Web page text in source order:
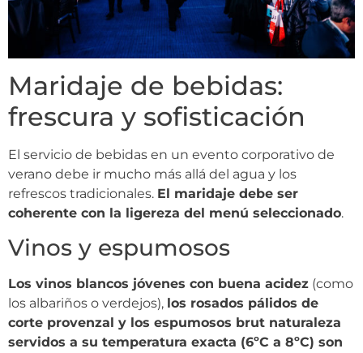
Maridaje de bebidas:
frescura y sofisticación
El servicio de bebidas en un evento corporativo de
verano debe ir mucho más allá del agua y los
refrescos tradicionales. El maridaje debe ser
coherente con la ligereza del menú seleccionado.
Vinos y espumosos
Los vinos blancos jóvenes con buena acidez (como
los albariños o verdejos), los rosados pálidos de
corte provenzal y los espumosos brut naturaleza
servidos a su temperatura exacta (6ºC a 8ºC) son